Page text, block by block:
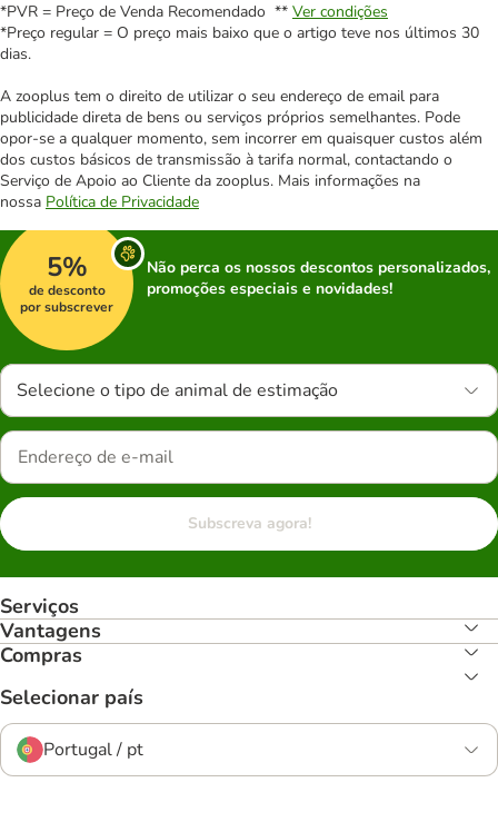
*PVR = Preço de Venda Recomendado ** Ver condições
*Preço regular = O preço mais baixo que o artigo teve nos últimos 30
dias.
A zooplus tem o direito de utilizar o seu endereço de email para
publicidade direta de bens ou serviços próprios semelhantes. Pode
opor-se a qualquer momento, sem incorrer em quaisquer custos além
dos custos básicos de transmissão à tarifa normal, contactando o
Serviço de Apoio ao Cliente da zooplus. Mais informações na
nossa Política de Privacidade
5%
de desconto
por subscrever
Não perca os nossos descontos personalizados,
promoções especiais e novidades!
Selecione o tipo de animal de estimação
Subscreva agora!
Serviços
Vantagens
Compras
Selecionar país
Portugal / pt